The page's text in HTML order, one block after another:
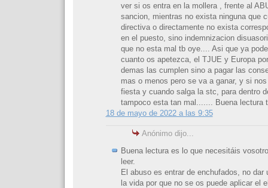
ver si os entra en la mollera , frente al
sancion, mientras no exista ninguna que
directiva o directamente no exista
en el puesto, sino indemnizacion
que no esta mal tb oye.... Asi que ya
cuanto os apetezca, el TJUE y Europa
demas las cumplen sino a pagar las
mas o menos pero se va a ganar, y si
fiesta y cuando salga la stc, para dentro
tampoco esta tan mal....... Buena lectura
18 de mayo de 2022 a las 9:35
Anónimo dijo...
Buena lectura es lo que necesitáis
leer.
El abuso es entrar de enchufados, no dar
la vida por que no se os puede aplicar el